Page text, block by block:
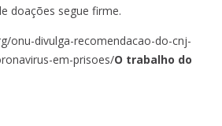
doações segue firme.
onu-divulga-recomendacao-do-cnj-
em-prisoes/O trabalho do